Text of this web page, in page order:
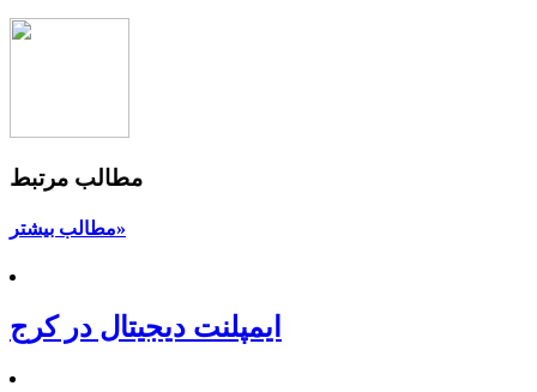
مطالب مرتبط
مطالب بیشتر»
ایمپلنت دیجیتال در کرج